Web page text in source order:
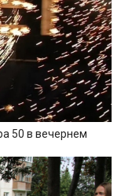
50 в вечернем